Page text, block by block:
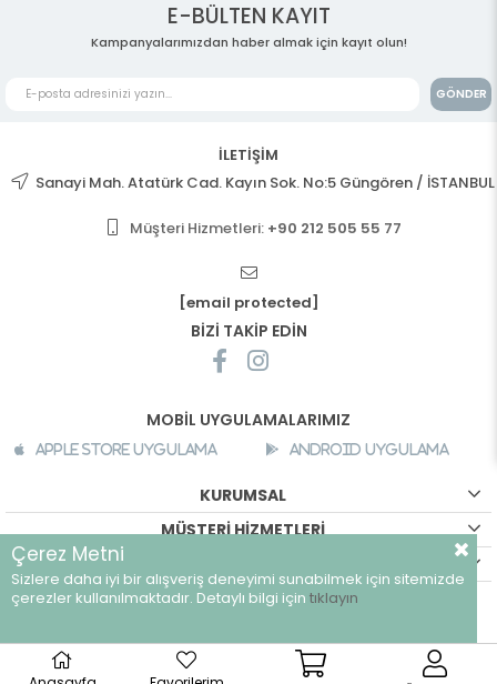
E-BÜLTEN KAYIT
Kampanyalarımızdan haber almak için kayıt olun!
GÖNDER
İLETİŞİM
Sanayi Mah. Atatürk Cad. Kayın Sok. No:5 Güngören / İSTANBUL
Müşteri Hizmetleri: +90 212 505 55 77
[email protected]
BİZİ TAKİP EDİN
MOBİL UYGULAMALARIMIZ
Apple Store Uygulama Android Uygulama
KURUMSAL
MÜŞTERİ HİZMETLERİ
©breeze.com.tr - Tüm hakları saklıdır.
Çerez Metni
Sizlere daha iyi bir alışveriş deneyimi sunabilmek için sitemizde
çerezler kullanılmaktadır. Detaylı bilgi için tıklayın